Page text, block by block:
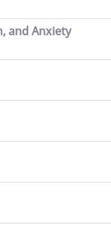
and Anxiety